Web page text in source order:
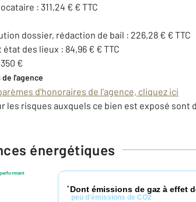
: 311,24 € € TTC
dossier, rédaction de bail : 226,28 € € TTC
des lieux : 84,96 € € TTC
€
l'agence
d'honoraires de l'agence, cliquez ici
les risques auxquels ce bien est exposé sont
énergétiques
* Dont émissions de gaz à effet
peu d'émissions de CO2